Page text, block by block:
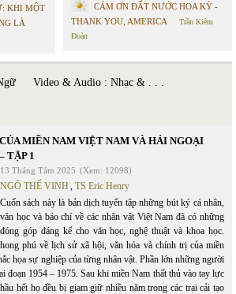
KHI MỘT
LÀ
CÁM ƠN ĐẤT NƯỚC HOA KỲ -
THANK YOU, AMERICA
Trần Kiêm
Đoàn
Video & Audio : Nhạc & . . .
MIỀN NAM VIỆT NAM VÀ HẢI NGOẠI
TẬP 1
13 Tháng Tám 2025 (Xem: 12098)
NGÔ THẾ VINH TS Eric Henry
Cuốn sách này là bản dịch tuyển tập những bút ký cá nhân,
văn học và báo chí về các nhân vật Việt Nam đã có những
đóng góp đáng kể cho văn học, nghệ thuật và khoa học.
phú về lịch sử xã hội, văn hóa và chính trị của miền
họa sự nghiệp của từng nhân vật. Phần lớn những người
đoạn 1954 – 1975. Sau khi miền Nam thất thủ vào tay lực
hết họ đều bị giam giữ nhiều năm trong các trại cải tạo